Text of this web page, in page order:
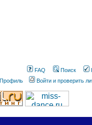
FAQ Поиск
Профиль
Войти и проверить